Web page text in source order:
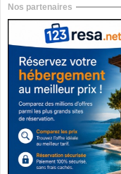
Nos partenaires